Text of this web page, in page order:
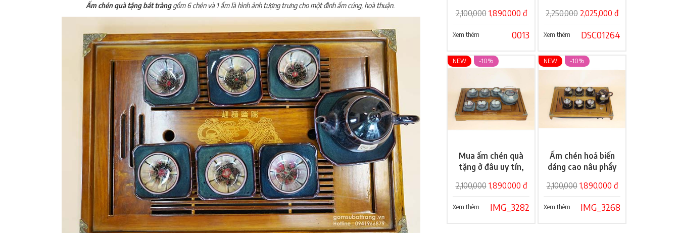
Ấm chén quà tặng bát trànggồm 6 chén và 1 ấm là hình ảnh tượng trưng cho một đình ấm cúng, hoà thuận.
2,100,0001,890,000 đ
0013
Xem thêm
2,250,000 2,025,000 đ
DSC01264
Xem thêm
Giỏ hàng
NEW -10%
Mua ấm chén quà
tặng ở đâu uy tín,
2,100,0001,890,000 đ
IMG_3282
Xem thêm
Giỏ hàng
NEW -10%
Ấm chén hoả biến
dáng cao nâu phẩy
2,100,0001,890,000 đ
IMG_3268
Xem thêm